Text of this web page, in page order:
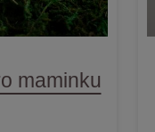
maminku